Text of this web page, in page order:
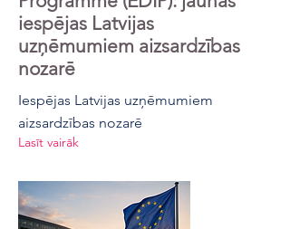
iespējas Latvijas
uzņēmumiem aizsardzības
nozarē
Iespējas Latvijas uzņēmumiem
aizsardzības nozarē
Lasīt vairāk